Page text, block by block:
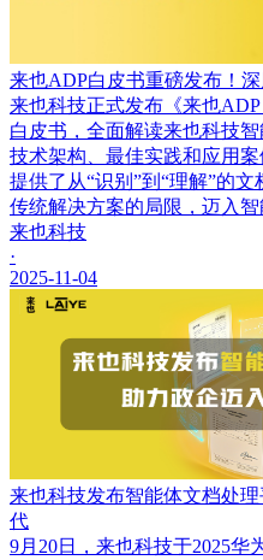
来也ADP白皮书重磅发布！
来也科技正式发布《来也
白皮书，全面解读来也科技
技术架构、最佳实践和应用
提供了从“识别”到“理解”的
传统解决方案的局限，迈入智
来也科技
·
2025-11-04
来也科技发布智能体文档处
代
9月20日，来也科技于2025